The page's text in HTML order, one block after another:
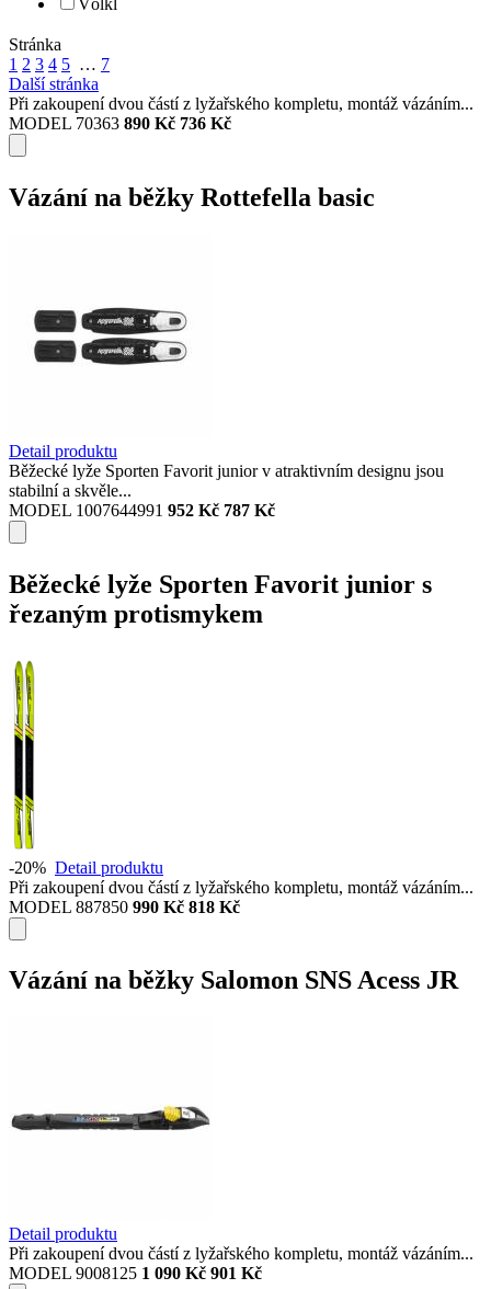
Stránka
1 2 3 4 5 … 7
Další stránka
Při zakoupení dvou částí z lyžařského kompletu, montáž vázáním...
MODEL 70363 890 Kč 736 Kč
Vázání na běžky Rottefella basic
Detail produktu
Běžecké lyže Sporten Favorit junior v atraktivním designu jsou
stabilní a skvěle...
MODEL 1007644991 952 Kč 787 Kč
Běžecké lyže Sporten Favorit junior s
řezaným protismykem
-20% Detail produktu
Při zakoupení dvou částí z lyžařského kompletu, montáž vázáním...
MODEL 887850 990 Kč 818 Kč
Vázání na běžky Salomon SNS Acess JR
Detail produktu
Při zakoupení dvou částí z lyžařského kompletu, montáž vázáním...
MODEL 9008125 1 090 Kč 901 Kč